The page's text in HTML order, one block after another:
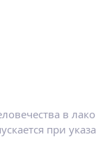
в
при